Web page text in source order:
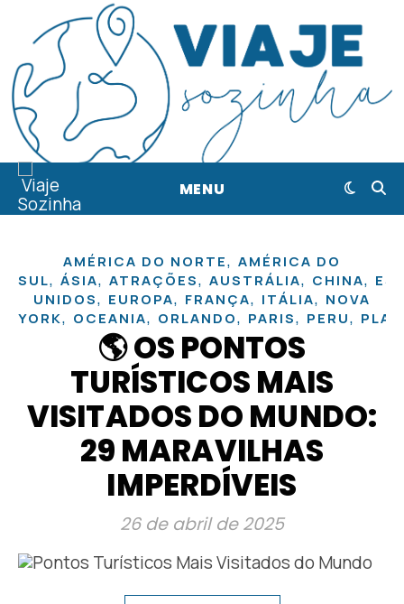
MENU
AMÉRICA DO NORTE, AMÉRICA DO
SUL, ÁSIA, ATRAÇÕES, AUSTRÁLIA, CHINA,
UNIDOS, EUROPA, FRANÇA, ITÁLIA, NOVA
YORK, OCEANIA, ORLANDO, PARIS, PERU,
🌎 OS PONTOS
TURÍSTICOS MAIS
VISITADOS DO MUNDO:
29 MARAVILHAS
IMPERDÍVEIS
26 de abril de 2025